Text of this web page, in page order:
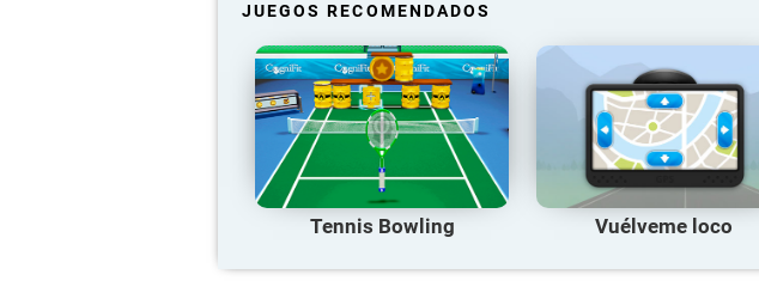
JUEGOS RECOMENDADOS
Tennis Bowling Vuélveme loco